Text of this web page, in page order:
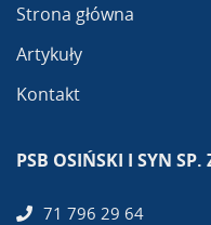
Strona główna
Artykuły
Kontakt
PSB OSIŃSKI I SYN SP.
71 796 29 64